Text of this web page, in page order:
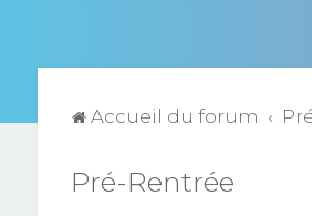
Accueil du forum
Pré-Rentrée